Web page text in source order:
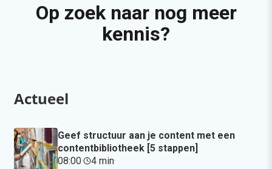
Op zoek naar nog meer
kennis?
Actueel
Geef structuur aan je content met een
contentbibliotheek [5 stappen]
08:00· 4 min·